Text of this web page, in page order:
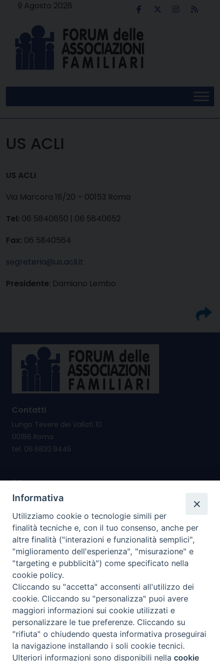
9 Agosto 2026
US ACLI
US ACLI
Via Marcora 18/20 – 00153 Roma
Tel: 06 5840650 | 06 5840652
Fax: 06 5840564
segreteria@us.acli.it
Presidente: Damiano Lembo
Contatti
Lungo Tevere dei Vallati 10
00186 Roma
tel. 06.6830.9445
Il Forum nasce per
promuovere e salvaguardare i valori e i diritti della
riconsegnare alla famiglia il diritto di cittadinanza
I nostri PROGETTI
I SERVIZI che offriamo
I nostri social
Privacy policy Preferenze Cookie
Informativa
Utilizziamo cookie o tecnologie simili per
finalità tecniche e, con il tuo consenso, anche per
altre finalità ("interazioni e funzionalità semplici",
"miglioramento dell'esperienza", "misurazione" e
"targeting e pubblicità") come specificato nella
cookie policy.
Cliccando su "accetta" acconsenti all'utilizzo dei
cookie. Cliccando su "personalizza" puoi avere
maggiori informazioni sui cookie utilizzati e
personalizzare le tue preferenze. Cliccando su
"rifiuta" o chiudendo questa informativa proseguirai
la navigazione installando i soli cookie tecnici.
Ulteriori informazioni sono disponibili nellacookie